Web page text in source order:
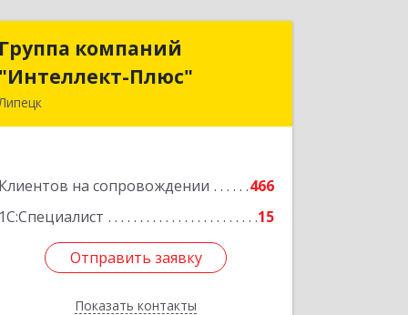
Группа компаний
"Интеллект-Плюс"
Клиентов на сопровождении
466
1С:Специалист
15
Отправить заявку
Показать контакты
Группа компаний
"Интеллект-Плюс"
Подробнее
Отправить заявку
Назад